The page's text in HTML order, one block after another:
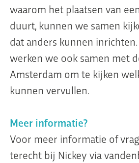
waarom het plaatsen van
duurt, kunnen we samen
dat anders kunnen
werken we ook samen met
Amsterdam om te kijken
kunnen vervullen.
Meer informatie?
Voor meer informatie of
terecht bij Nickey via